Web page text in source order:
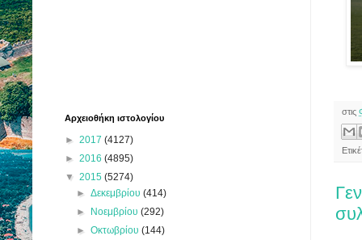
στις
Αρχειοθήκη ιστολογίου
► 2017 (4127)
► 2016 (4895)
▼ 2015 (5274)
►Δεκεμβρίου(414)
► Νοεμβρίου(292)
►Οκτωβρίου(144)